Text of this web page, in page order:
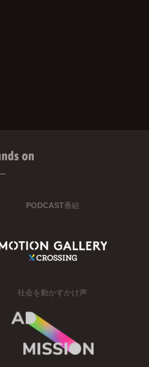
on
PODCAST番組
社会を動かすかけ声